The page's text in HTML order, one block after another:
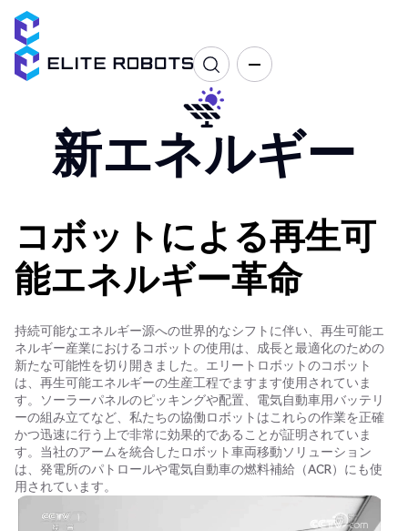
新エネルギー
コボットによる再生可
能エネルギー革命
持続可能なエネルギー源への世界的なシフトに伴い、再生可能エ
ネルギー産業におけるコボットの使用は、成長と最適化のための
新たな可能性を切り開きました。エリートロボットのコボット
は、再生可能エネルギーの生産工程でますます使用されていま
す。ソーラーパネルのピッキングや配置、電気自動車用バッテリ
ーの組み立てなど、私たちの協働ロボットはこれらの作業を正確
かつ迅速に行う上で非常に効果的であることが証明されていま
す。当社のアームを統合したロボット車両移動ソリューション
は、発電所のパトロールや電気自動車の燃料補給（ACR）にも使
用されています。